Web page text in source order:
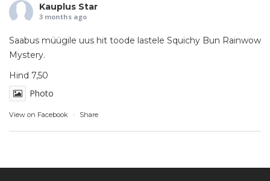
Kauplus Star
3 months ago
Saabus müügile uus hit toode lastele Squichy Bun Rainwow
Mystery.
Hind 7,50
Photo
View on Facebook · Share